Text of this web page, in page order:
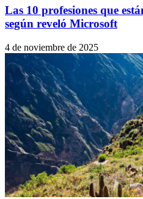
Las 10 profesiones que
según reveló Microsoft
4 de noviembre de 2025